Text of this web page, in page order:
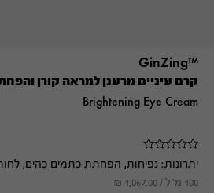
™GinZing
קרם עיניים מרענן למראה קורן
Brightening Eye Cream
יתרונות: נפיחות, הפחתת כתמים כהים,
100 מ"ל / ₪ 1,067.00